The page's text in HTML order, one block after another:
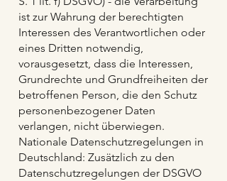
ist zur Wahrung der berechtigten
Interessen des Verantwortlichen oder
eines Dritten notwendig,
vorausgesetzt, dass die Interessen,
Grundrechte und Grundfreiheiten der
betroffenen Person, die den Schutz
personenbezogener Daten
verlangen, nicht überwiegen.
Nationale Datenschutzregelungen in
Deutschland: Zusätzlich zu den
Datenschutzregelungen der DSGVO